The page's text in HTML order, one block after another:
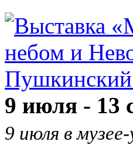
9 июля - 13
9 июля в